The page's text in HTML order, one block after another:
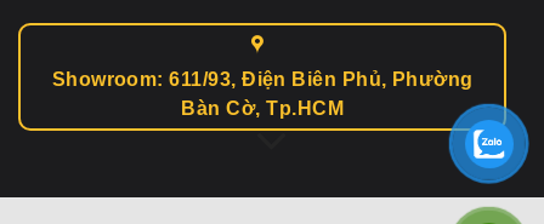
Showroom: 611/93, Điện Biên Phủ, Phường
Bàn Cờ, Tp.HCM